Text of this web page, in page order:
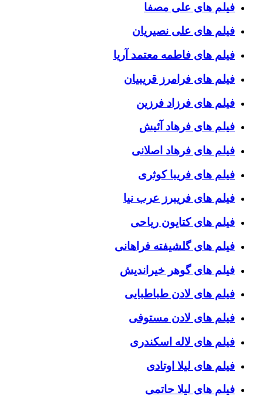
فیلم های علی مصفا
فیلم های علی نصیریان
فیلم های فاطمه معتمد آریا
فیلم های فرامرز قریبیان
فیلم های فرزاد فرزین
فیلم های فرهاد آئیش
فیلم های فرهاد اصلانی
فیلم های فریبا کوثری
فیلم های فریبرز عرب نیا
فیلم های کتایون ریاحی
فیلم های گلشیفته فراهانی
فیلم های گوهر خیراندیش
فیلم های لادن طباطبایی
فیلم های لادن مستوفی
فیلم های لاله اسکندری
فیلم های لیلا اوتادی
فیلم های لیلا حاتمی